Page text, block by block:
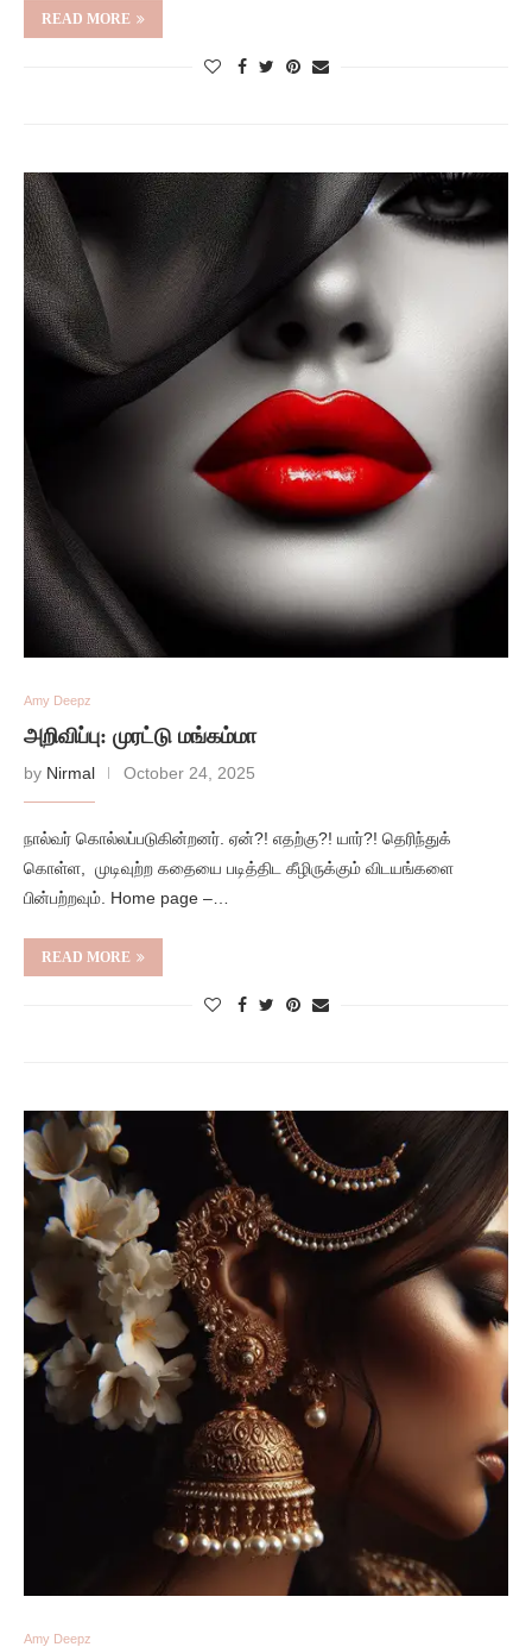
READ MORE
Amy Deepz
அறிவிப்பு: முரட்டு மங்கம்மா
by Nirmal October 24, 2025
நால்வர் கொல்லப்படுகின்றனர். ஏன்?! எதற்கு?! யார்?! தெரிந்துக்
கொள்ள, முடிவுற்ற கதையை படித்திட கீழிருக்கும் விடயங்களை
பின்பற்றவும். Home page –…
READ MORE
Amy Deepz